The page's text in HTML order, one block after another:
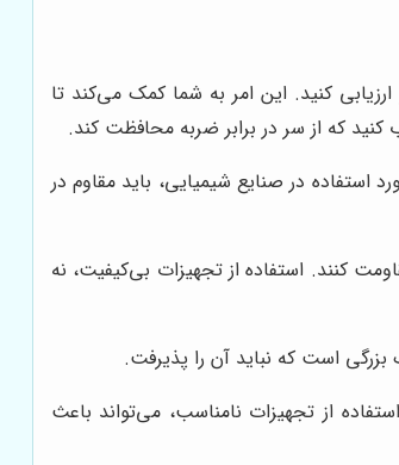
کنید. این امر به شما کمک می‌کند تا
کنید که از سر در برابر ضربه محافظت کند.
در صنایع شیمیایی، باید مقاوم در
کنند. استفاده از تجهیزات بی‌کیفیت، نه
بزرگی است که نباید آن را پذیرفت.
از تجهیزات نامناسب، می‌تواند باعث